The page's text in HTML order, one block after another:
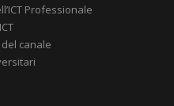
Professionale
canale